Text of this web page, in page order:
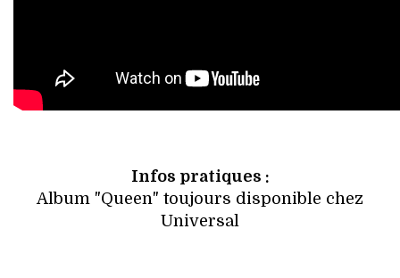
Infos pratiques :
Album "Queen" toujours disponible chez
Universal